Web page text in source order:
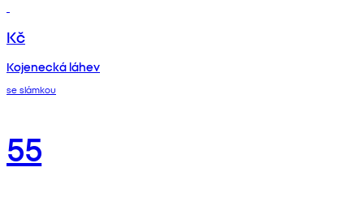
Kč
Kojenecká láhev
se slámkou
55